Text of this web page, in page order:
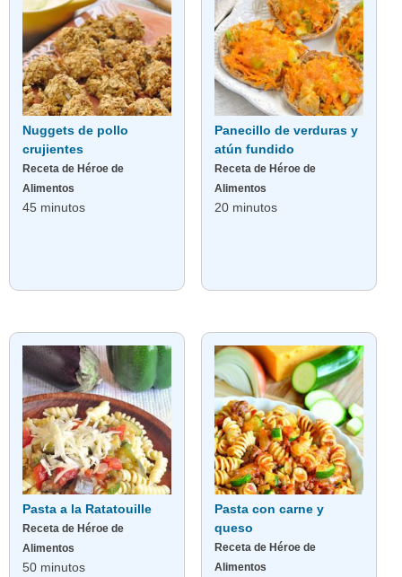
Nuggets de pollo
crujientes
Receta de Héroe de
Alimentos
45 minutos
Panecillo de verduras y
atún fundido
Receta de Héroe de
Alimentos
20 minutos
Pasta a la Ratatouille
Receta de Héroe de
Alimentos
50 minutos
Pasta con carne y
queso
Receta de Héroe de
Alimentos